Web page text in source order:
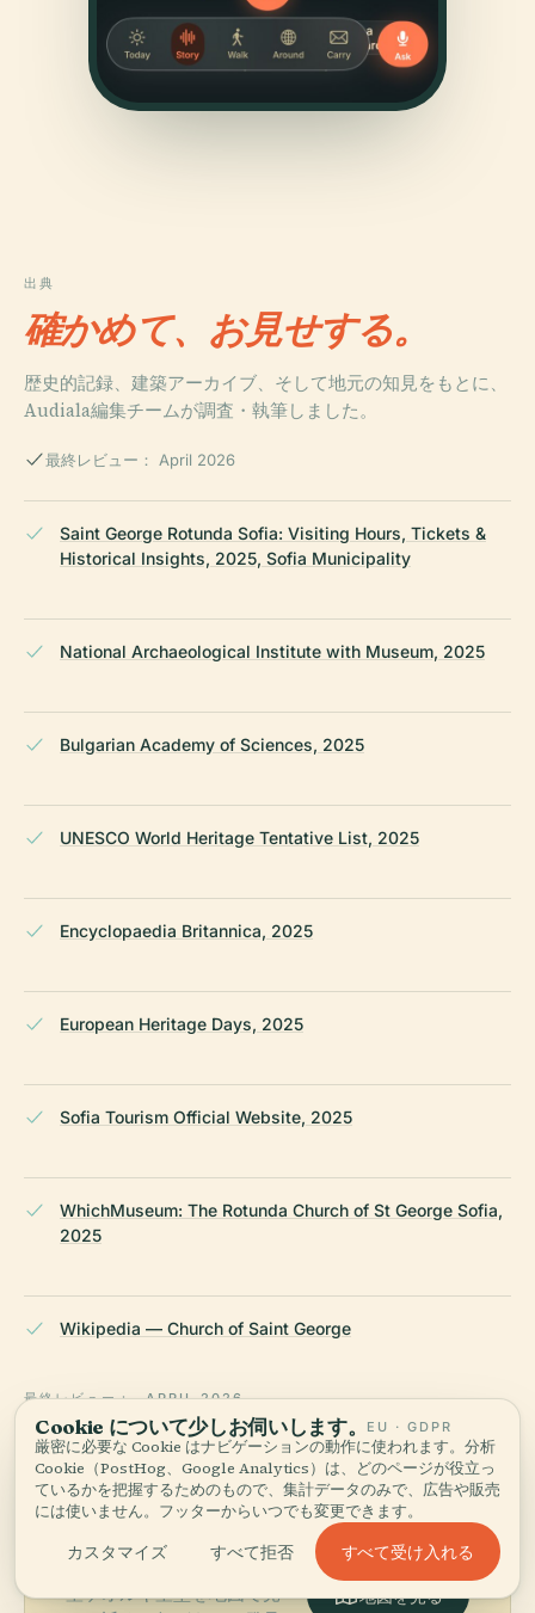
出典
確かめて、お見せする。
歴史的記録、建築アーカイブ、そして地元の知見をもとに、
Audiala編集チームが調査・執筆しました。
最終レビュー： April 2026
Saint George Rotunda Sofia: Visiting Hours, Tickets &
Historical Insights, 2025, Sofia Municipality
National Archaeological Institute with Museum, 2025
Bulgarian Academy of Sciences, 2025
UNESCO World Heritage Tentative List, 2025
Encyclopaedia Britannica, 2025
European Heritage Days, 2025
Sofia Tourism Official Website, 2025
WhichMuseum: The Rotunda Church of St George Sofia,
2025
Wikipedia — Church of Saint George
最終レビュー： APRIL 2026
Wikidata・Wikipedia・公式情報をもとに調査 · 事実確認済み ·
私たちのガイドづくり →
周辺を探索する
聖ゲオルギ聖堂を地図で見
地図を見る
Cookie について少しお伺いします。 EU · GDPR
厳密に必要な Cookie はナビゲーションの動作に使われます。分析
Cookie（PostHog、Google Analytics）は、どのページが役立っ
ているかを把握するためのもので、集計データのみで、広告や販売
には使いません。フッターからいつでも変更できます。
カスタマイズ すべて拒否 すべて受け入れる